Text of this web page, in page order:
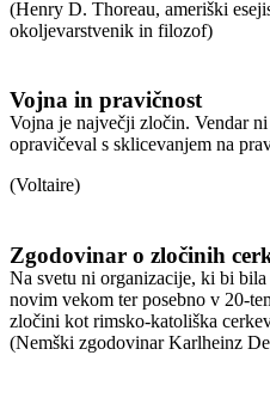
(Henry D. Thoreau, ameriški
okoljevarstvenik in filozof)
Vojna in pravičnost
Vojna je največji zločin. Vendar
opravičeval s sklicevanjem na
(Voltaire)
Zgodovinar o zločinih
Na svetu ni organizacije, ki bi
novim vekom ter posebno v 20-
zločini kot rimsko-katoliška
(Nemški zgodovinar Karlheinz